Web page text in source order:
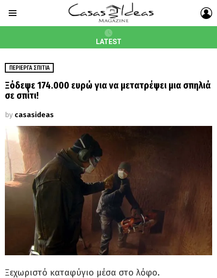
LATEST
ΠΕΡΊΕΡΓΑ ΣΠΊΤΙΑ
Ξόδεψε 174.000 ευρώ για να μετατρέψει μια σπηλιά
σε σπίτι!
by casasideas
Ξεχωριστό καταφύγιο μέσα στο λόφο.